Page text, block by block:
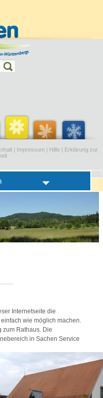
Inhalt | Impressum | Hilfe | Erklärung zur
Internetseite die
wie möglich machen.
zum Rathaus. Die
in Sachen Service